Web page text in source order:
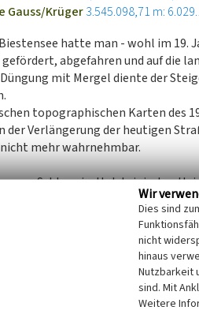
Gauss/Krüger3.545.098,71 m:
hatte man - wohl im 19.
abgefahren und auf die
mit Mergel diente der
topographischen Karten des
der Verlängerung der heutigen
mehr wahrnehmbar.
Schleswig-Holsteinischer
: Zur Verwendung des Mergels
in Grotwisch bei Holzbunge
Wir
Dies sind
nicht
hinaus
Nutzbarkeit
sind. Mit
Weitere